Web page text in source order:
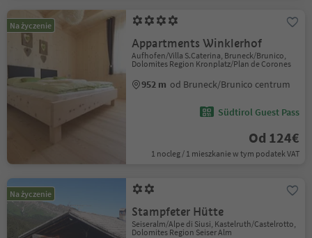
Na życzenie
Appartments Winklerhof
Aufhofen/Villa S.Caterina, Bruneck/Brunico,
Dolomites Region Kronplatz/Plan de Corones
952 m od Bruneck/Brunico centrum
Südtirol Guest Pass
Od 124€
1 nocleg / 1 mieszkanie w tym podatek VAT
Na życzenie
Stampfeter Hütte
Seiseralm/Alpe di Siusi, Kastelruth/Castelrotto,
Dolomites Region Seiser Alm